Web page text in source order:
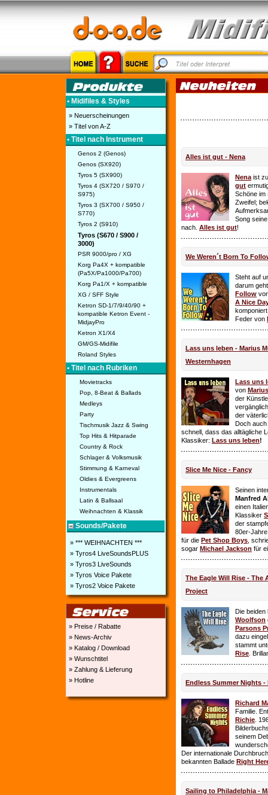
• Midifiles & Styles
» Neuerscheinungen
» Titel von A-Z
• Titel nach Instrument
Genos 2 (Genos)
Genos (SX920)
Tyros 5 (SX900)
Tyros 4 (SX720 / S970 /
S975)
Tyros 3 (SX700 / S950 /
S770)
Tyros 2 (S910)
Tyros (S670 / S900 /
3000)
PSR 9000/pro / XG
Korg Pa4X + kompatible
(Pa5X/Pa1000/Pa700)
Korg Pa1/X + kompatible
XG / SFF Style
Ketron SD-1/7/9/40/90 +
kompatible Ketron Event -
MidjayPro
Ketron X1/X4
GM/GS-Midifile
Roland Styles
• Titel nach Rubriken
Movietracks
Pop, 8-Beat & Ballads
Medleys
Party
Tischmusik Jazz & Swing
Top Hits & Hitparade
Country & Rock
Schlager & Volksmusik
Stimmung & Karneval
Oldies & Evergreens
Instrumentals
Latin & Ballsaal
Weihnachten & Klassik
Sounds/Pakete
» *** WEIHNACHTEN ***
» Tyros4 LiveSoundsPLUS
» Tyros3 LiveSounds
» Tyros Voice Pakete
» Tyros2 Voice Pakete
» Preise / Rabatte
» News-Archiv
» Katalog / Download
» Wunschtitel
» Zahlung & Lieferung
» Hotline
Alles ist gut - Nena
Nena ist
gut
Schöne im
Zweifel;
Song
nach. Alles ist gut!
We Weren´t Born To
Steht auf
darum
Follow
A Nice
Feder von
Lass uns leben - Marius
Westernhagen
Lass uns
von
der
der
Doch auch
schnell, dass das alltägliche
Klassiker: Lass uns leben!
Slice Me Nice - Fancy
Seinen
Manfred
einen
Klassiker
der
80er-
für die Pet Shop Boys ,
sogar Michael Jackson für
The Eagle Will Rise - The
Project
Die beiden
Woolfson
Parsons
dazu
stammt
Rise .
Endless Summer Nights -
Richard
Familie.
Richie .
seinem
Der internationale
bekannten Ballade Right
Sailing to Philadelphia -